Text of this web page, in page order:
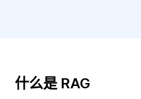
什么是 RAG